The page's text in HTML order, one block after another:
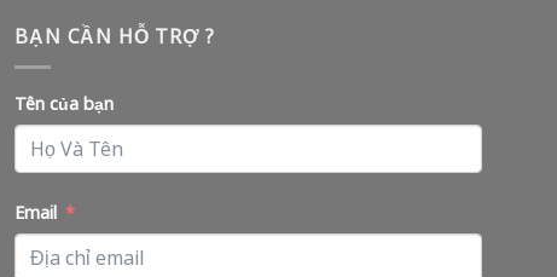
BẠN CẦN HỖ TRỢ ?
Tên của bạn
Email